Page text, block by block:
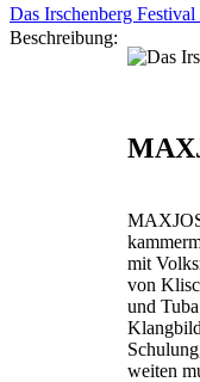
Das Irschenberg
Beschreibung:
mit
von
und
weiten